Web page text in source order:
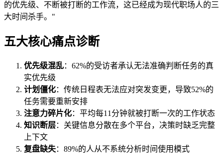
的优先级、不断被打断的工作流，这已经成为现代职场人的三
大时间杀手。"
五大核心痛点诊断
优先级混乱：62%的受访者承认无法准确判断任务的真
实优先级
计划僵化：传统日程表无法应对突发变更，导致52%的
任务需要重新安排
注意力碎片化：平均每11分钟就被打断一次的工作状态
知识断层：关键信息分散在多个平台，决策时缺乏完整
上下文
复盘缺失：89%的人从不系统分析时间使用模式